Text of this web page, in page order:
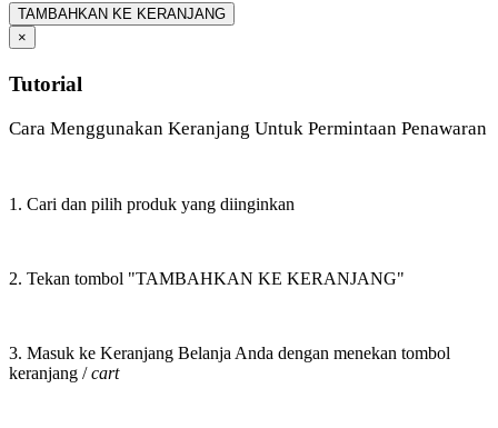
TAMBAHKAN KE KERANJANG
×
Tutorial
Cara Menggunakan Keranjang Untuk Permintaan Penawaran
1. Cari dan pilih produk yang diinginkan
2. Tekan tombol "TAMBAHKAN KE KERANJANG"
3. Masuk ke Keranjang Belanja Anda dengan menekan tombol
keranjang /cart